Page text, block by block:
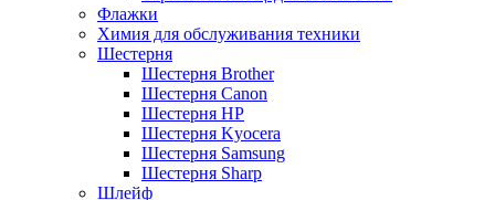
Флажки
Химия для обслуживания техники
Шестерня
Шестерня Brother
Шестерня Canon
Шестерня HP
Шестерня Kyocera
Шестерня Samsung
Шестерня Sharp
Шлейф